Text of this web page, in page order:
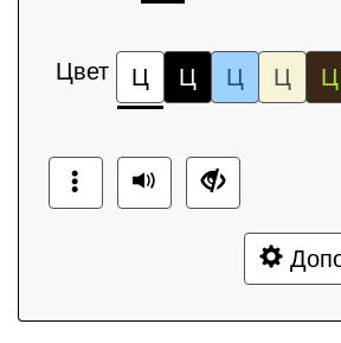
Цвет Ц Ц Ц Ц Ц